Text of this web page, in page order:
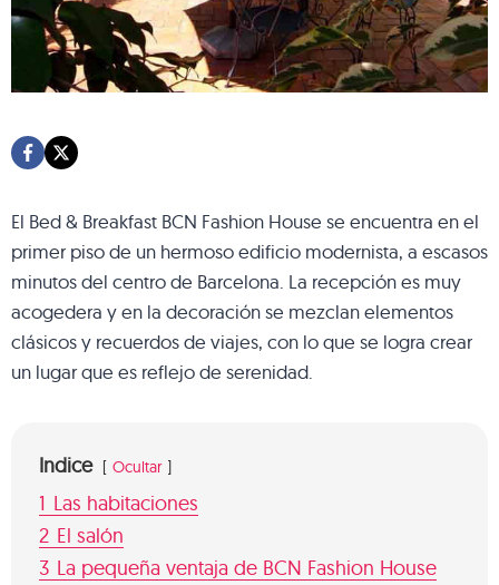
El Bed & Breakfast BCN Fashion House se encuentra en el
primer piso de un hermoso edificio modernista, a escasos
minutos del centro de Barcelona. La recepción es muy
acogedera y en la decoración se mezclan elementos
clásicos y recuerdos de viajes, con lo que se logra crear
un lugar que es reflejo de serenidad.
Indice Ocultar
1 Las habitaciones
2 El salón
3 La pequeña ventaja de BCN Fashion House